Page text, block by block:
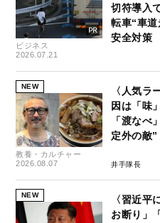
ビジネス
2026.07.21
切符導入
転車“車
安全対策
NEW
教養・カルチャー
2026.08.07
〈人気ラ
因は「味
「渡なべ
定外の敵
井手隊長
NEW
〈習近平
お断り」